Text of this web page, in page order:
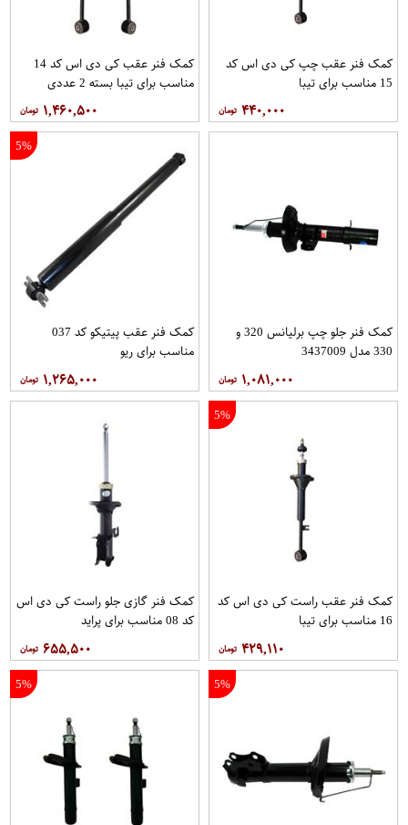
کمک فنر عقب چپ کی دی اس کد
15 مناسب برای تیبا
۴۴۰,۰۰۰
کمک فنر عقب کی دی اس کد 14
مناسب برای تیبا بسته 2 عددی
۱,۴۶۰,۵۰۰
کمک فنر جلو چپ برلیانس 320 و
330 مدل 3437009
۱,۰۸۱,۰۰۰
5%
کمک فنر عقب پیتیکو کد 037
مناسب برای ریو
۱,۲۶۵,۰۰۰
5%
کمک فنر عقب راست کی دی اس کد
16 مناسب برای تیبا
۴۲۹,۱۱۰
کمک فنر گازی جلو راست کی دی اس
کد 08 مناسب برای پراید
۶۵۵,۵۰۰
5%
5%